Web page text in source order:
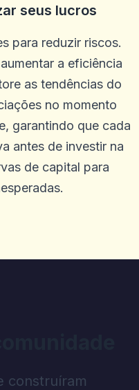
seus lucros
para reduzir riscos.
a eficiência
as tendências do
no momento
garantindo que cada
antes de investir na
de capital para
construíram